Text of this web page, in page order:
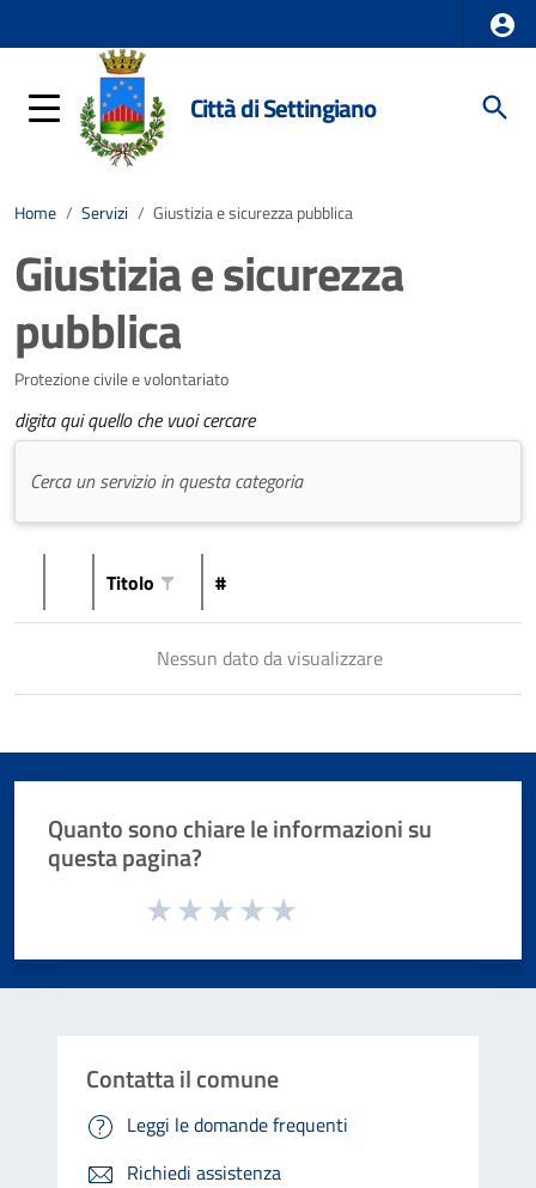
Città di Settingiano
Home / Servizi / Giustizia e sicurezza pubblica
Giustizia e sicurezza
pubblica
Protezione civile e volontariato
digita qui quello che vuoi cercare
Titolo #
Nessun dato da visualizzare
Quanto sono chiare le informazioni su
questa pagina?
Valuta da 1 a 5 stelle la pagina
Contatta il comune
Leggi le domande frequenti
Richiedi assistenza